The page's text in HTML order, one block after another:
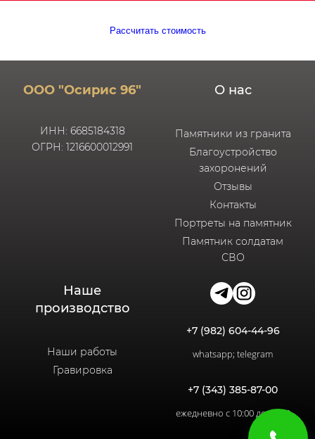
Рассчитать стоимость
ООО "Осирис 96"
ИНН: 6685184318
ОГРН: 1216600012991
О нас
Памятники из гранита
Благоустройство
захоронений
Отзывы
Контакты
Портреты на памятник
Памятник солдатам
СВО
Наше
производство
Наши работы
Гравировка
+7 (982) 604-44-96
whatsapp; telegram
+7 (343) 385-87-00
ежедневно с 10:00 до 20:00